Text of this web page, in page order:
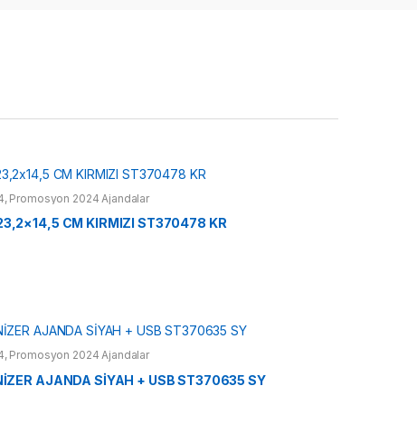
, Promosyon 2024 Ajandalar
CM KIRMIZI ST370478 KR
, Promosyon 2024 Ajandalar
AJANDA SİYAH + USB ST370635 SY